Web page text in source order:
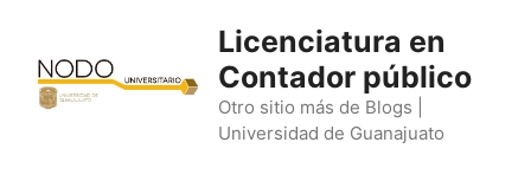
contenido
Licenciatura en
Contador público
Otro sitio más de Blogs |
Universidad de Guanajuato